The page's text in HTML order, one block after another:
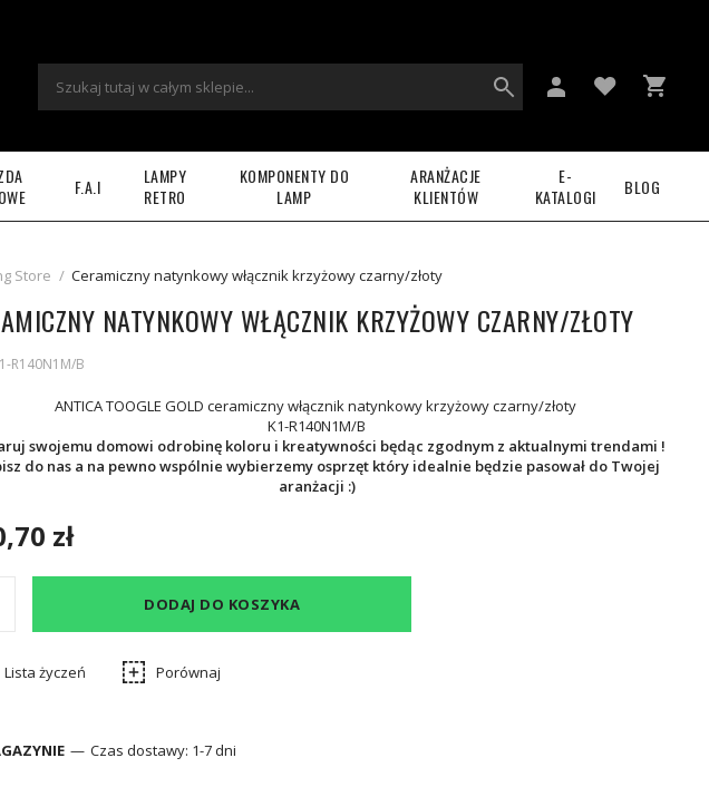
F.A.I
LAMPY
RETRO
KOMPONENTY DO
LAMP
ARANŻACJE
KLIENTÓW
E-
KATALOGI
BLOG
Store / Ceramiczny natynkowy włącznik krzyżowy czarny/złoty
NATYNKOWY WŁĄCZNIK KRZYŻOWY CZARNY/ZŁOTY
R140N1M/B
ANTICA TOOGLE GOLD ceramiczny włącznik natynkowy krzyżowy czarny/złoty
K1-R140N1M/B
swojemu domowi odrobinę koloru i kreatywności będąc zgodnym z aktualnymi trendami !
do nas a na pewno wspólnie wybierzemy osprzęt który idealnie będzie pasował do Twojej
aranżacji :)
zł
DODAJ DO KOSZYKA
Lista życzeń Porównaj
Czas dostawy: 1-7 dni